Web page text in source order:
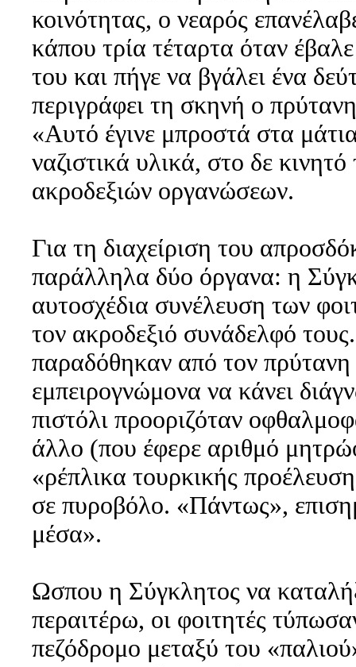
κοινότητας, ο νεαρός
κάπου τρία τέταρτα όταν
του και πήγε να βγάλει ένα
περιγράφει τη σκηνή ο
«Αυτό έγινε μπροστά στα
ναζιστικά υλικά, στο δε
ακροδεξιών οργανώσεων.
Για τη διαχείριση του
παράλληλα δύο όργανα: η
αυτοσχέδια συνέλευση των
τον ακροδεξιό συνάδελφό
παραδόθηκαν από τον
εμπειρογνώμονα να κάνει
πιστόλι προοριζόταν
άλλο (που έφερε αριθμό
«ρέπλικα τουρκικής
σε πυροβόλο. «Πάντως»,
μέσα».
Ωσπου η Σύγκλητος να
περαιτέρω, οι φοιτητές
πεζόδρομο μεταξύ του